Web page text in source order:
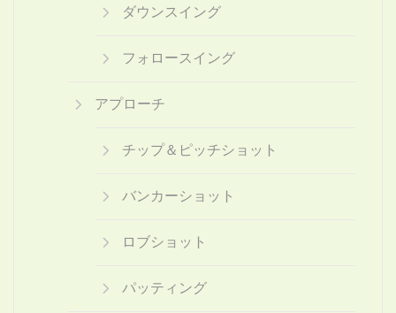
ダウンスイング
フォロースイング
アプローチ
チップ＆ピッチショット
バンカーショット
ロブショット
パッティング